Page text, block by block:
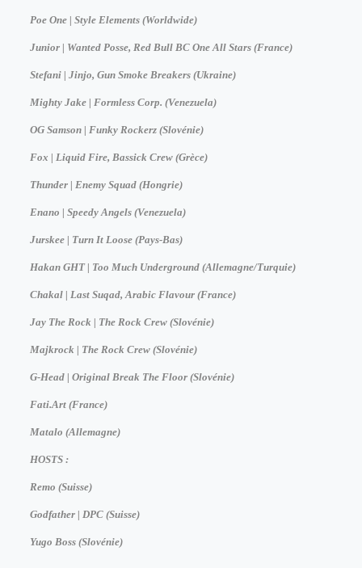
Poe One | Style Elements (Worldwide)
Junior | Wanted Posse, Red Bull BC One All Stars (France)
Stefani | Jinjo, Gun Smoke Breakers (Ukraine)
Mighty Jake | Formless Corp. (Venezuela)
OG Samson | Funky Rockerz (Slovénie)
Fox | Liquid Fire, Bassick Crew (Grèce)
Thunder | Enemy Squad (Hongrie)
Enano | Speedy Angels (Venezuela)
Jurskee | Turn It Loose (Pays-Bas)
Hakan GHT | Too Much Underground (Allemagne/Turquie)
Chakal | Last Suqad, Arabic Flavour (France)
Jay The Rock | The Rock Crew (Slovénie)
Majkrock | The Rock Crew (Slovénie)
G-Head | Original Break The Floor (Slovénie)
Fati.Art (France)
Matalo (Allemagne)
HOSTS :
Remo (Suisse)
Godfather | DPC (Suisse)
Yugo Boss (Slovénie)